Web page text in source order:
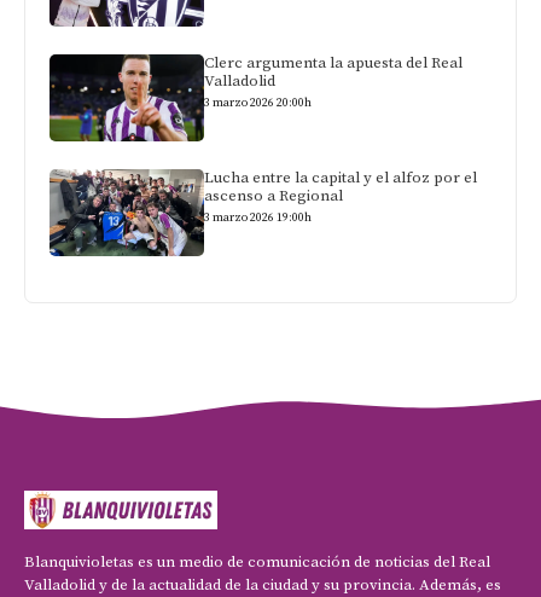
Clerc argumenta la apuesta del Real
Valladolid
3 marzo 2026 20:00h
Lucha entre la capital y el alfoz por el
ascenso a Regional
3 marzo 2026 19:00h
Blanquivioletas es un medio de comunicación de noticias del Real
Valladolid y de la actualidad de la ciudad y su provincia. Además, es